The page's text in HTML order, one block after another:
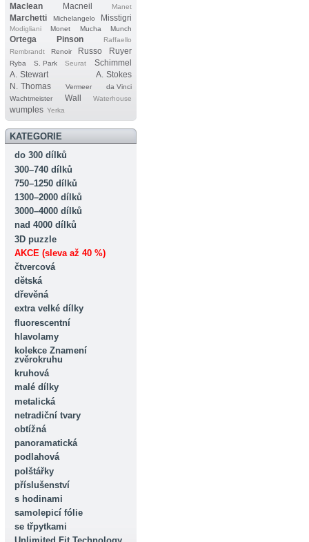
Maclean Macneil Manet
Marchetti Michelangelo Misstigri
Modigliani Monet Mucha Munch
Ortega Pinson
Raffaello
Rembrandt
Renoir Russo Ruyer
Ryba S. Park Seurat
Schimmel
A. Stewart
A. Stokes
N. Thomas
Vermeer
da Vinci
Wachtmeister
Wall Waterhouse
wumples Yerka
KATEGORIE
do 300 dílků
300–740 dílků
750–1250 dílků
1300–2000 dílků
3000–4000 dílků
nad 4000 dílků
3D puzzle
AKCE (sleva až 40 %)
čtvercová
dětská
dřevěná
extra velké dílky
fluorescentní
hlavolamy
kolekce Znamení
zvěrokruhu
kruhová
malé dílky
metalická
netradiční tvary
obtížná
panoramatická
podlahová
polštářky
příslušenství
s hodinami
samolepicí fólie
se třpytkami